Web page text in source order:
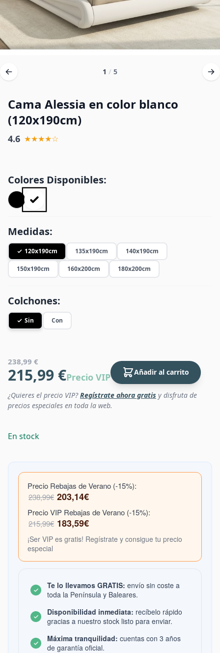
1 / 5
Cama Alessia en color blanco
(120x190cm)
4.6 ★★★★☆
Colores Disponibles:
Medidas:
120x190cm 135x190cm 140x190cm
150x190cm 160x200cm 180x200cm
Colchones:
Sin Con
238,99 €
215,99 €Precio VIP Añadir al carrito
¿Quieres el precio VIP?Regístrate ahora gratis y disfruta de
precios especiales en toda la web.
En stock
Precio Rebajas de Verano (-15%):
238,99€ 203,14€
Precio VIP Rebajas de Verano (-15%):
215,99€ 183,59€
¡Ser VIP es gratis! Regístrate y consigue tu precio
especial
Te lo llevamos GRATIS: envío sin coste a
toda la Península y Baleares.
Disponibilidad inmediata: recíbelo rápido
gracias a nuestro stock listo para enviar.
Máxima tranquilidad: cuentas con 3 años
de garantía oficial.